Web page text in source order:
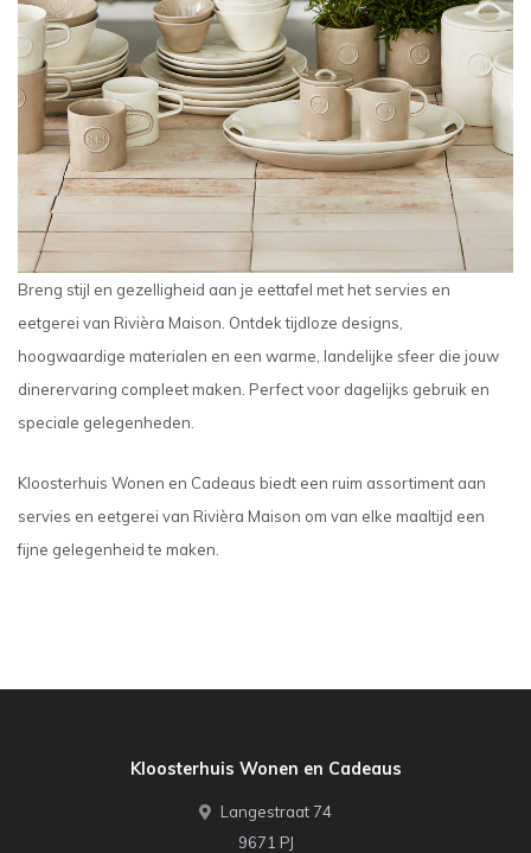
Breng stijl en gezelligheid aan je eettafel met het servies en
eetgerei van Rivièra Maison. Ontdek tijdloze designs,
hoogwaardige materialen en een warme, landelijke sfeer die jouw
dinerervaring compleet maken. Perfect voor dagelijks gebruik en
speciale gelegenheden.
Kloosterhuis Wonen en Cadeaus biedt een ruim assortiment aan
servies en eetgerei van Rivièra Maison om van elke maaltijd een
fijne gelegenheid te maken.
Kloosterhuis Wonen en Cadeaus
Langestraat 74
9671 PJ